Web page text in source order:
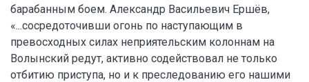
барабанным боем. Александр Васильевич Ершёв,
«...сосредоточивши огонь по наступающим в
превосходных силах неприятельским колоннам на
Волынский редут, активно содействовал не только
отбитию приступа, но и к преследованию его нашими